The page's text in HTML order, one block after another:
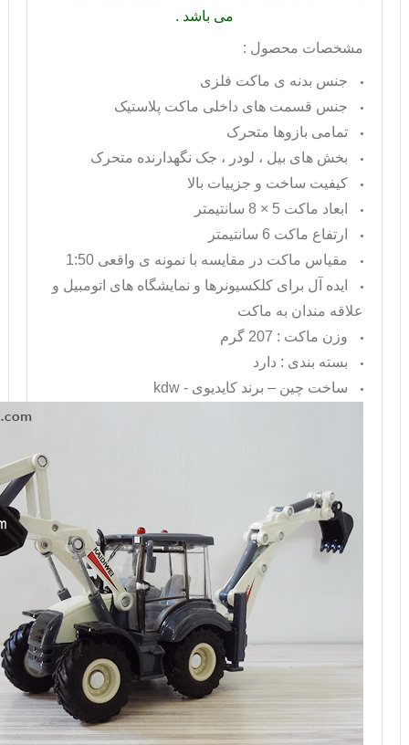
می باشد .
مشخصات محصول :
جنس بدنه ی ماکت فلزی
جنس قسمت های داخلی ماکت پلاستیک
تمامی بازوها متحرک
بخش های بیل ، لودر ، جک نگهدارنده متحرک
کیفیت ساخت و جزییات بالا
ابعاد ماکت 5 × 8 سانتیمتر
ارتفاع ماکت 6 سانتیمتر
مقیاس ماکت در مقایسه با نمونه ی واقعی 1:50
ایده آل برای کلکسیونرها و نمایشگاه های اتومبیل و
علاقه مندان به ماکت
وزن ماکت : 207 گرم
بسته بندی : دارد
ساخت چین – برند کایدیوی - kdw